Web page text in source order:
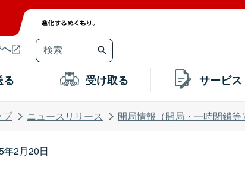
る 受け取る サービス
プ ニュースリリース 開局情報（開局・一時閉鎖等）
年2月20日